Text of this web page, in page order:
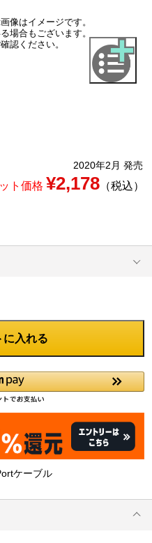
像はイメージです。
場合もございます。
認ください。
2020年2月 発売
ト価格 ¥2,178（税込）
に入れる
ケーブル